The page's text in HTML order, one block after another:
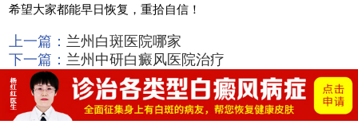
希望大家都能早日恢复，重拾自信！
上一篇： 兰州白斑医院哪家
下一篇： 兰州中研白癜风医院治疗